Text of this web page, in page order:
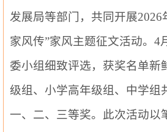
发展局等部门，共同开展2026
家风传”家风主题征文活动。4
委小组细致评选，获奖名单新
级组、小学高年级组、中学组
一、二、三等奖。此次活动以